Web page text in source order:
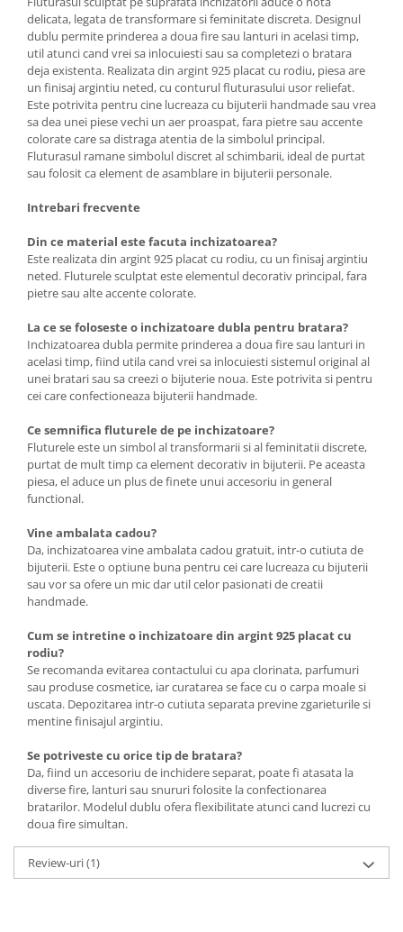
delicata, legata de transformare si feminitate discreta. Designul
dublu permite prinderea a doua fire sau lanturi in acelasi timp,
util atunci cand vrei sa inlocuiesti sau sa completezi o bratara
deja existenta. Realizata din argint 925 placat cu rodiu, piesa are
un finisaj argintiu neted, cu conturul fluturasului usor reliefat.
Este potrivita pentru cine lucreaza cu bijuterii handmade sau vrea
sa dea unei piese vechi un aer proaspat, fara pietre sau accente
colorate care sa distraga atentia de la simbolul principal.
Fluturasul ramane simbolul discret al schimbarii, ideal de purtat
sau folosit ca element de asamblare in bijuterii personale.
Intrebari frecvente
Din ce material este facuta inchizatoarea?
Este realizata din argint 925 placat cu rodiu, cu un finisaj argintiu
neted. Fluturele sculptat este elementul decorativ principal, fara
pietre sau alte accente colorate.
La ce se foloseste o inchizatoare dubla pentru bratara?
Inchizatoarea dubla permite prinderea a doua fire sau lanturi in
acelasi timp, fiind utila cand vrei sa inlocuiesti sistemul original al
unei bratari sau sa creezi o bijuterie noua. Este potrivita si pentru
cei care confectioneaza bijuterii handmade.
Ce semnifica fluturele de pe inchizatoare?
Fluturele este un simbol al transformarii si al feminitatii discrete,
purtat de mult timp ca element decorativ in bijuterii. Pe aceasta
piesa, el aduce un plus de finete unui accesoriu in general
functional.
Vine ambalata cadou?
Da, inchizatoarea vine ambalata cadou gratuit, intr-o cutiuta de
bijuterii. Este o optiune buna pentru cei care lucreaza cu bijuterii
sau vor sa ofere un mic dar util celor pasionati de creatii
handmade.
Cum se intretine o inchizatoare din argint 925 placat cu
rodiu?
Se recomanda evitarea contactului cu apa clorinata, parfumuri
sau produse cosmetice, iar curatarea se face cu o carpa moale si
uscata. Depozitarea intr-o cutiuta separata previne zgarieturile si
mentine finisajul argintiu.
Se potriveste cu orice tip de bratara?
Da, fiind un accesoriu de inchidere separat, poate fi atasata la
diverse fire, lanturi sau snururi folosite la confectionarea
bratarilor. Modelul dublu ofera flexibilitate atunci cand lucrezi cu
doua fire simultan.
Review-uri(1)